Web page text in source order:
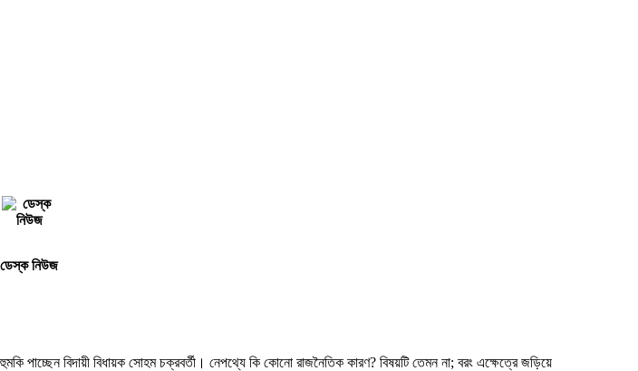
ডেস্ক নিউজ
পাচ্ছেন বিদায়ী বিধায়ক সোহম চক্রবর্তী। নেপথ্যে কি কোনো রাজনৈতিক কারণ? বিষয়টি তেমন না; বরং এক্ষেত্রে জড়িয়ে